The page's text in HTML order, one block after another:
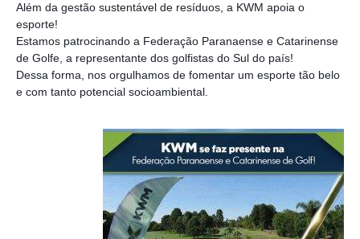
Além da gestão sustentável de resíduos, a KWM apoia o
esporte!
Estamos patrocinando a Federação Paranaense e Catarinense
de Golfe, a representante dos golfistas do Sul do país!
Dessa forma, nos orgulhamos de fomentar um esporte tão belo
e com tanto potencial socioambiental.